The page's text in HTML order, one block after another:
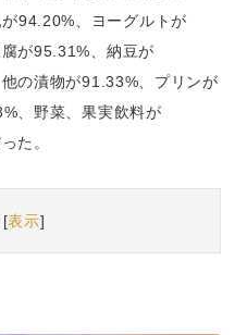
94.20%、ヨーグルトが
が95.31%、納豆が
の漬物が91.33%、プリンが
、野菜、果実飲料が
た。
[表示]